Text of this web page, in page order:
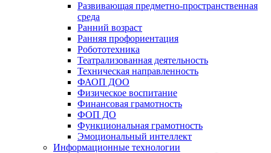
Развивающая предметно-пространственная
среда
Ранний возраст
Ранняя профориентация
Робототехника
Театрализованная деятельность
Техническая направленность
ФАОП ДОО
Физическое воспитание
Финансовая грамотность
ФОП ДО
Функциональная грамотность
Эмоциональный интеллект
Информационные технологии